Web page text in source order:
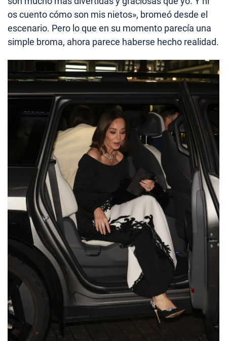
os cuento cómo son mis nietos», bromeó desde el
escenario. Pero lo que en su momento parecía una
simple broma, ahora parece haberse hecho realidad.